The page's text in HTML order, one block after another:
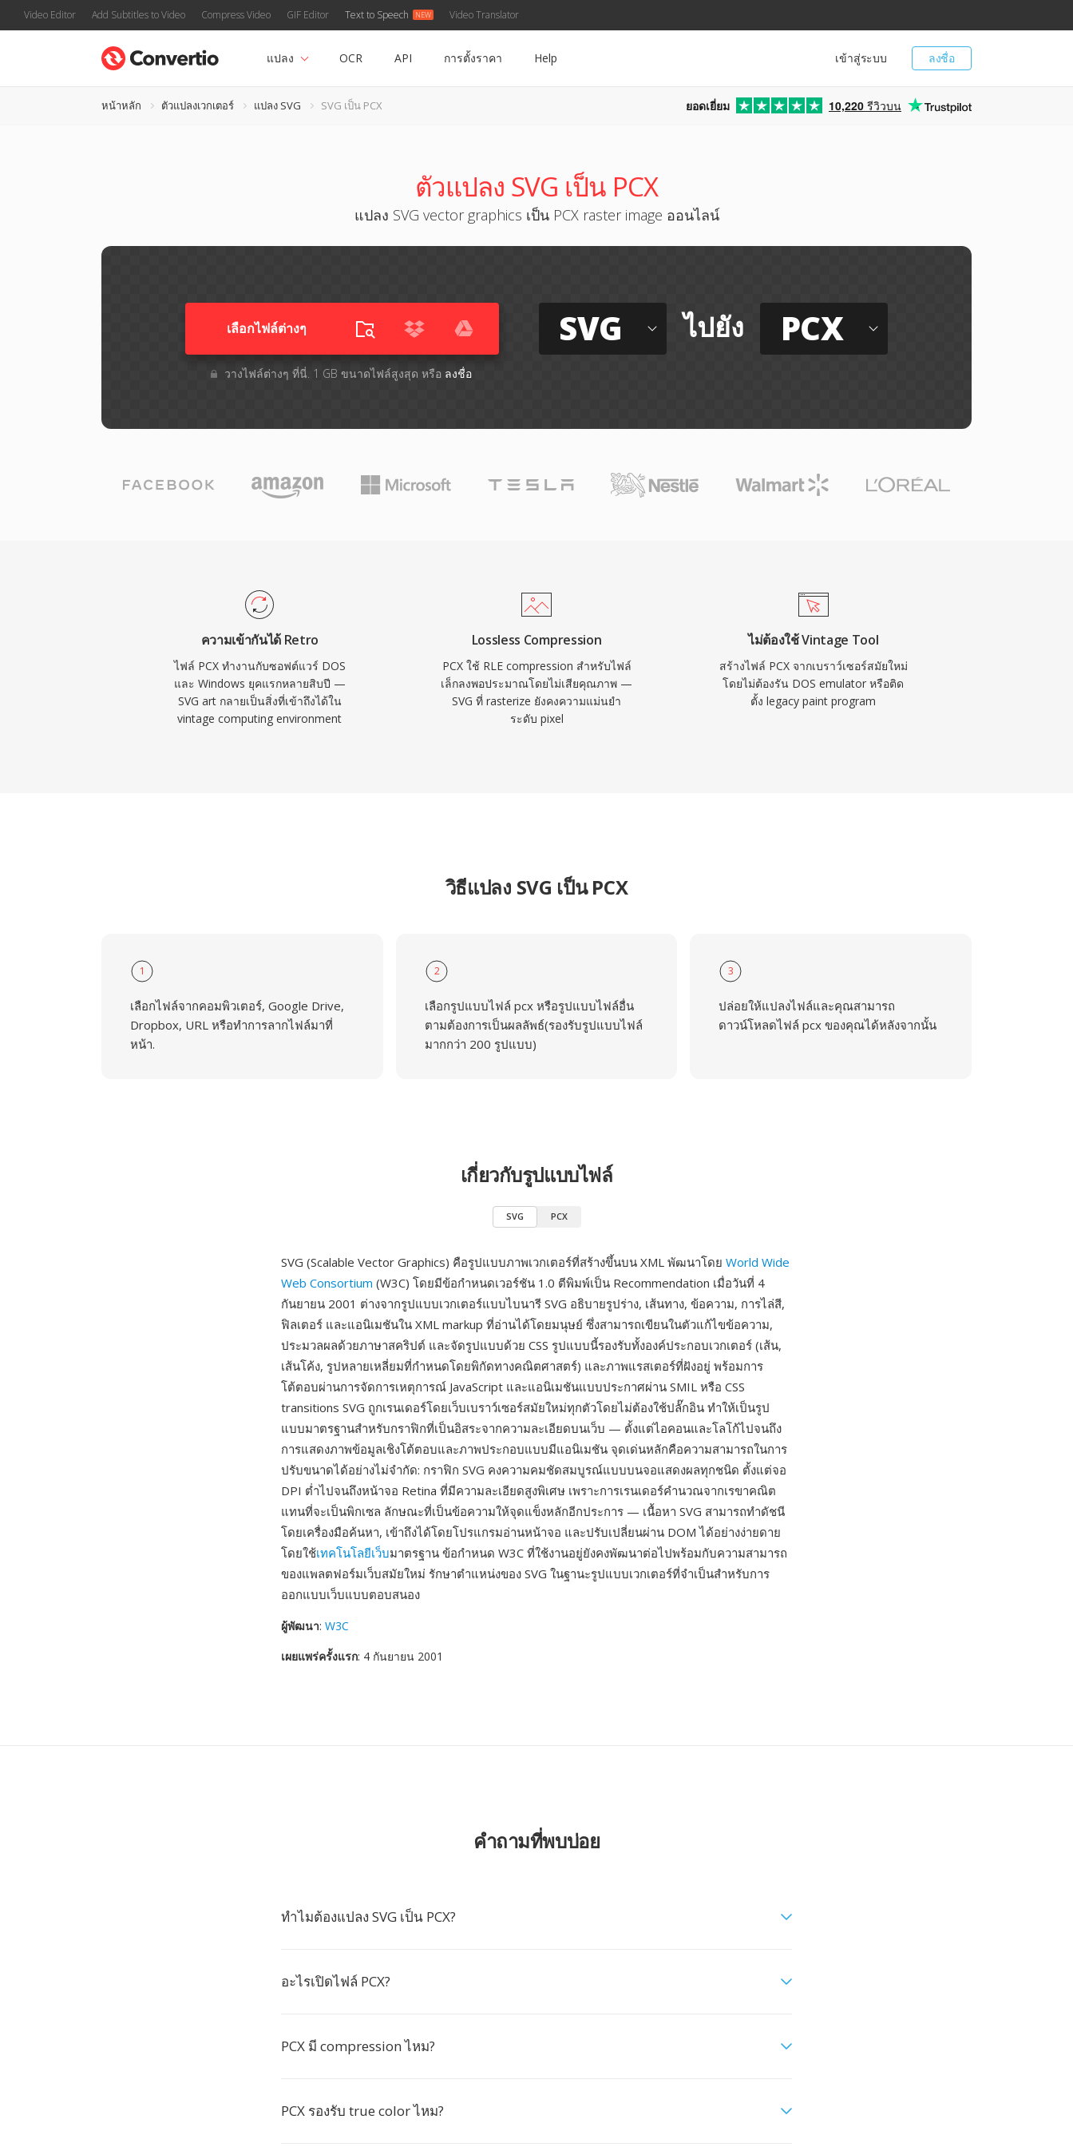
Video Editor Add Subtitles to Video Compress Video GIF Editor Text to Speech Video Translator
ลงชื่อ
เข้าสู่ระบบ
แปลง OCR API การตั้งราคา Help
หน้าหลัก ตัวแปลงเวกเตอร์ แปลง SVG SVG เป็น PCX ยอดเยี่ยม 10,220 รีวิวบน
ตัวแปลง SVG เป็น PCX
แปลง SVG vector graphics เป็น PCX raster image ออนไลน์
เลือกไฟล์ต่างๆ​
วางไฟล์ต่างๆ​ ที่นี่. 1 GB ขนาดไฟล์สูงสุด หรือ ลงชื่อ
SVG ไปยัง PCX
ความเข้ากันได้ Retro
ไฟล์ PCX ทำงานกับซอฟต์แวร์ DOS
และ Windows ยุคแรกหลายสิบปี —
SVG art กลายเป็นสิ่งที่เข้าถึงได้ใน
vintage computing environment
Lossless Compression
PCX ใช้ RLE compression สำหรับไฟล์
เล็กลงพอประมาณโดยไม่เสียคุณภาพ —
SVG ที่ rasterize ยังคงความแม่นยำ
ระดับ pixel
ไม่ต้องใช้ Vintage Tool
สร้างไฟล์ PCX จากเบราว์เซอร์สมัยใหม่
โดยไม่ต้องรัน DOS emulator หรือติด
ตั้ง legacy paint program
วิธีแปลง SVG เป็น PCX
1
เลือกไฟล์จากคอมพิวเตอร์, Google Drive,
Dropbox, URL หรือทำการลากไฟล์มาที่
หน้า.
2
เลือกรูปแบบไฟล์ pcx หรือรูปแบบไฟล์อื่น
ตามต้องการเป็นผลลัพธ์(รองรับรูปแบบไฟล์
มากกว่า 200 รูปแบบ)
3
ปล่อยให้แปลงไฟล์และคุณสามารถ
ดาวน์โหลดไฟล์ pcx ของคุณได้หลังจากนั้น
เกี่ยวกับรูปแบบไฟล์
SVG PCX
SVG (Scalable Vector Graphics) คือรูปแบบภาพเวกเตอร์ที่สร้างขึ้นบน XML พัฒนาโดย World Wide
Web Consortium (W3C) โดยมีข้อกำหนดเวอร์ชัน 1.0 ตีพิมพ์เป็น Recommendation เมื่อวันที่ 4
กันยายน 2001 ต่างจากรูปแบบเวกเตอร์แบบไบนารี SVG อธิบายรูปร่าง, เส้นทาง, ข้อความ, การไล่สี,
ฟิลเตอร์ และแอนิเมชันใน XML markup ที่อ่านได้โดยมนุษย์ ซึ่งสามารถเขียนในตัวแก้ไขข้อความ,
ประมวลผลด้วยภาษาสคริปต์ และจัดรูปแบบด้วย CSS รูปแบบนี้รองรับทั้งองค์ประกอบเวกเตอร์ (เส้น,
เส้นโค้ง, รูปหลายเหลี่ยมที่กำหนดโดยพิกัดทางคณิตศาสตร์) และภาพแรสเตอร์ที่ฝังอยู่ พร้อมการ
โต้ตอบผ่านการจัดการเหตุการณ์ JavaScript และแอนิเมชันแบบประกาศผ่าน SMIL หรือ CSS
transitions SVG ถูกเรนเดอร์โดยเว็บเบราว์เซอร์สมัยใหม่ทุกตัวโดยไม่ต้องใช้ปลั๊กอิน ทำให้เป็นรูป
แบบมาตรฐานสำหรับกราฟิกที่เป็นอิสระจากความละเอียดบนเว็บ — ตั้งแต่ไอคอนและโลโก้ไปจนถึง
การแสดงภาพข้อมูลเชิงโต้ตอบและภาพประกอบแบบมีแอนิเมชัน จุดเด่นหลักคือความสามารถในการ
ปรับขนาดได้อย่างไม่จำกัด: กราฟิก SVG คงความคมชัดสมบูรณ์แบบบนจอแสดงผลทุกชนิด ตั้งแต่จอ
DPI ต่ำไปจนถึงหน้าจอ Retina ที่มีความละเอียดสูงพิเศษ เพราะการเรนเดอร์คำนวณจากเรขาคณิต
แทนที่จะเป็นพิกเซล ลักษณะที่เป็นข้อความให้จุดแข็งหลักอีกประการ — เนื้อหา SVG สามารถทำดัชนี
โดยเครื่องมือค้นหา, เข้าถึงได้โดยโปรแกรมอ่านหน้าจอ และปรับเปลี่ยนผ่าน DOM ได้อย่างง่ายดาย
โดยใช้เทคโนโลยีเว็บมาตรฐาน ข้อกำหนด W3C ที่ใช้งานอยู่ยังคงพัฒนาต่อไปพร้อมกับความสามารถ
ของแพลตฟอร์มเว็บสมัยใหม่ รักษาตำแหน่งของ SVG ในฐานะรูปแบบเวกเตอร์ที่จำเป็นสำหรับการ
ออกแบบเว็บแบบตอบสนอง
ผู้พัฒนา: W3C
เผยแพร่ครั้งแรก: 4 กันยายน 2001
คำถามที่พบบ่อย
ทำไมต้องแปลง SVG เป็น PCX?
อะไรเปิดไฟล์ PCX?
PCX มี compression ไหม?
PCX รองรับ true color ไหม?